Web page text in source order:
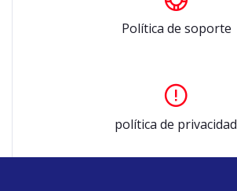
Política de soporte
política de privacidad